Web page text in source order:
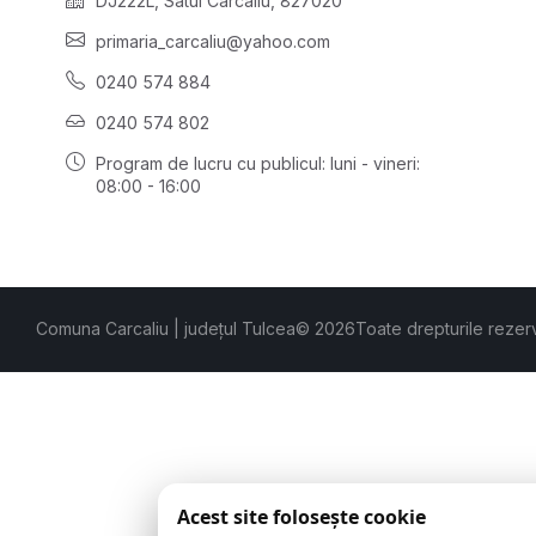
primaria_carcaliu@yahoo.com
0240 574 884
0240 574 802
Program de lucru cu publicul: luni - vineri:
08:00 - 16:00
Comuna Carcaliu | județul Tulcea© 2026Toate drepturile
Acest site folosește cookie